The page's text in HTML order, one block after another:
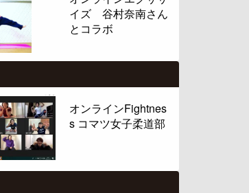
イズ 谷村奈南さん
とコラボ
オンラインFightnes
s コマツ女子柔道部